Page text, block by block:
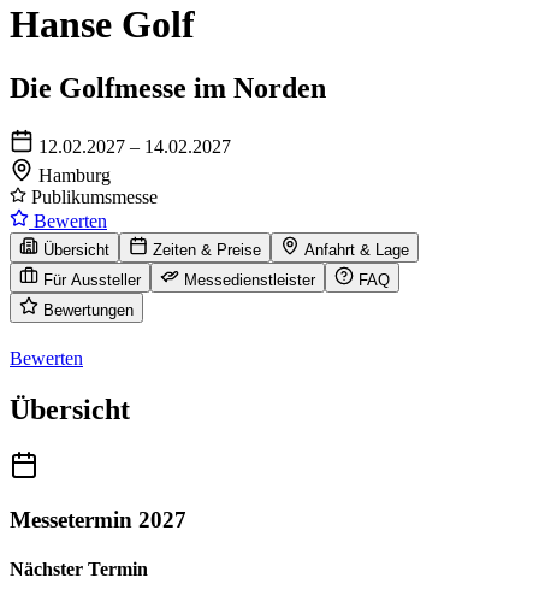
Hanse Golf
Die Golfmesse im Norden
12.02.2027 – 14.02.2027
Hamburg
Publikumsmesse
Bewerten
Übersicht Zeiten & Preise
Anfahrt & Lage
Für Aussteller
Messedienstleister
FAQ
Bewertungen
Bewerten
Übersicht
Messetermin 2027
Nächster Termin